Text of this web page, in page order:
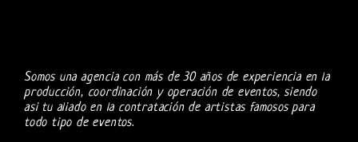
Somos una agencia con más de 30 años de experiencia en la
producción, coordinación y operación de eventos, siendo
asi tu aliado en la contratación de artistas famosos para
todo tipo de eventos.